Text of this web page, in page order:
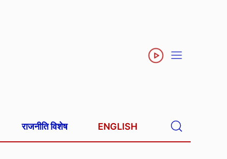
राजनीति विशेष ENGLISH